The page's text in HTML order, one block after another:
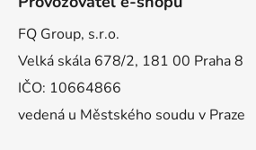
FQ Group, s.r.o.
Velká skála 678/2, 181 00 Praha 8
IČO: 10664866
vedená u Městského soudu v Praze